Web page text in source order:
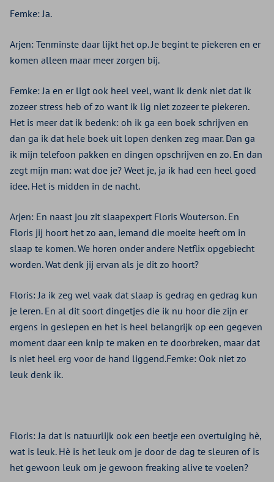
Femke: Ja.
Arjen: Tenminste daar lijkt het op. Je begint te piekeren en er
komen alleen maar meer zorgen bij.
Femke: Ja en er ligt ook heel veel, want ik denk niet dat ik
zozeer stress heb of zo want ik lig niet zozeer te piekeren.
Het is meer dat ik bedenk: oh ik ga een boek schrijven en
dan ga ik dat hele boek uit lopen denken zeg maar. Dan ga
ik mijn telefoon pakken en dingen opschrijven en zo. En dan
zegt mijn man: wat doe je? Weet je, ja ik had een heel goed
idee. Het is midden in de nacht.
Arjen: En naast jou zit slaapexpert Floris Wouterson. En
Floris jij hoort het zo aan, iemand die moeite heeft om in
slaap te komen. We horen onder andere Netflix opgebiecht
worden. Wat denk jij ervan als je dit zo hoort?
Floris: Ja ik zeg wel vaak dat slaap is gedrag en gedrag kun
je leren. En al dit soort dingetjes die ik nu hoor die zijn er
ergens in geslepen en het is heel belangrijk op een gegeven
moment daar een knip te maken en te doorbreken, maar dat
is niet heel erg voor de hand liggend.Femke: Ook niet zo
leuk denk ik.
Floris: Ja dat is natuurlijk ook een beetje een overtuiging hè,
wat is leuk. Hè is het leuk om je door de dag te sleuren of is
het gewoon leuk om je gewoon freaking alive te voelen?